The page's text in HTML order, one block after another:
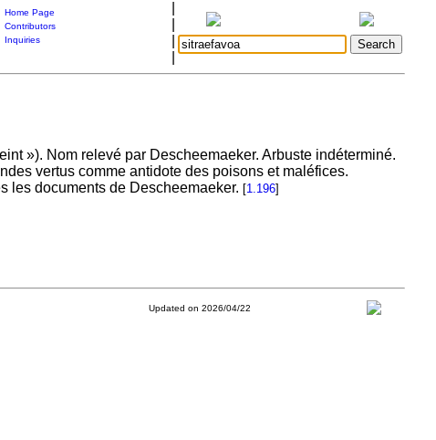
Home Page
Contributors
Inquiries
»). Nom relevé par Descheemaeker. Arbuste indéterminé.
vertus comme antidote des poisons et maléfices.
les documents de Descheemaeker. [1.196]
Updated on 2026/04/22